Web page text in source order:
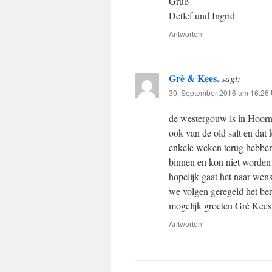
Detlef und Ingrid
Antworten
Grè & Kees.sagt:
30. September 2016 um 16:26
de westergouw is in
ook van de old salt en dat
enkele weken terug
binnen en kon niet
hopelijk gaat het naar
we volgen geregeld het
mogelijk groeten Grè
Antworten